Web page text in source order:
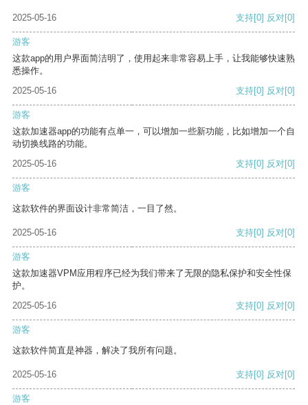
2025-05-16 支持[0] 反对[0]
游客
这款app的用户界面简洁明了，使用起来非常容易上手，让我能够快速熟
悉操作。
2025-05-16
支持[0] 反对[0]
游客
这款加速器app的功能有点单一，可以增加一些新功能，比如增加一个自
动切换线路的功能。
2025-05-16
支持[0] 反对[0]
游客
这款软件的界面设计非常简洁，一目了然。
2025-05-16 支持[0] 反对[0]
游客
这款加速器VPM应用程序已经为我们带来了无限的隐私保护和安全性保
护。
2025-05-16
支持[0] 反对[0]
游客
这款软件简直是神器，解决了我所有问题。
2025-05-16 支持[0] 反对[0]
游客